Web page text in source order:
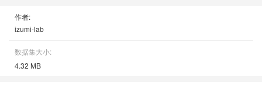
作者:
izumi-lab
数据集大小:
4.32 MB